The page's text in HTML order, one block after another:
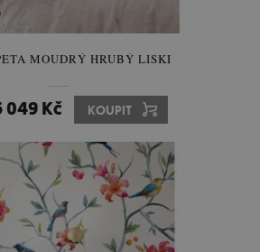
MOUDRÝ HRUBÝ LISKI
049 Kč KOUPIT